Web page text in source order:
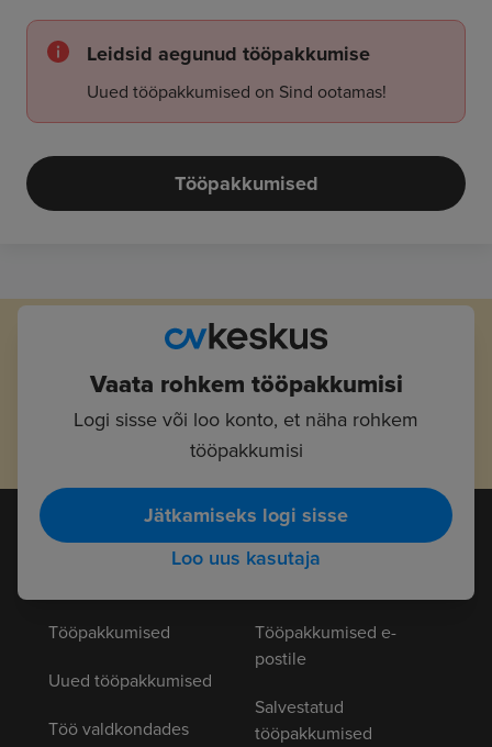
Leidsid aegunud tööpakkumise
Uued tööpakkumised on Sind ootamas!
Tööpakkumised
Vaata rohkem tööpakkumisi
Logi sisse või loo konto, et näha rohkem
tööpakkumisi
Jätkamiseks logi sisse
Loo uus kasutaja
Tööpakkumised
Uued tööpakkumised
Töö valdkondades
Tööpakkumised e-
postile
Salvestatud
tööpakkumised